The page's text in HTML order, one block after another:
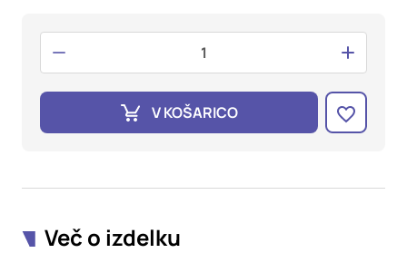
V KOŠARICO
Več o izdelku
edinstveno prepoznavanje vašega brskalnika in naprave. Če
zavrnete uporabo teh piškotkov, ne boste deležni našega
ciljnega spletnega oglaševanja.